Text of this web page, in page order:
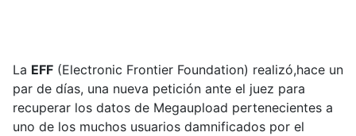
La EFF (Electronic Frontier Foundation) realizó,hace un
par de días, una nueva petición ante el juez para
recuperar los datos de Megaupload pertenecientes a
uno de los muchos usuarios damnificados por el